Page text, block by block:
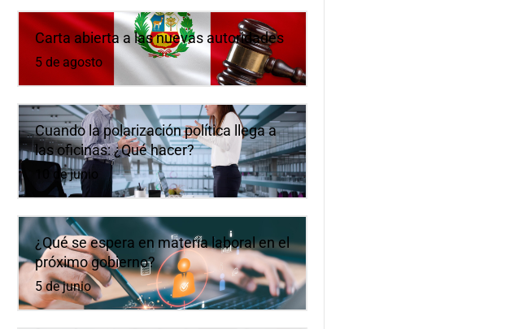
Carta abierta a las nuevas autoridades
5 de agosto
Cuando la polarización política llega a
las oficinas: ¿Qué hacer?
10 de junio
¿Qué se espera en materia laboral en el
próximo gobierno?
5 de junio